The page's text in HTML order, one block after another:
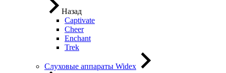
Назад
Captivate
Cheer
Enchant
Trek
Слуховые аппараты Widex